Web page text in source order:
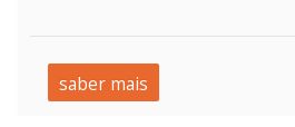
saber mais